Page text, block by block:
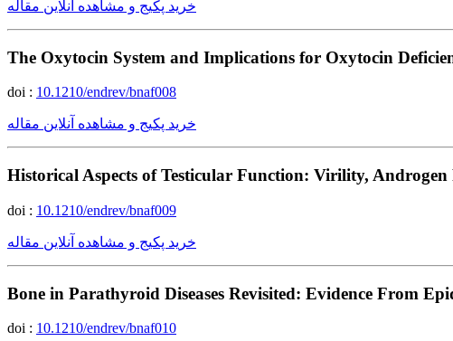
خرید پکیج و مشاهده آنلاین مقاله
The Oxytocin System and Implications for Oxytocin
doi : 10.1210/endrev/bnaf008
خرید پکیج و مشاهده آنلاین مقاله
Historical Aspects of Testicular Function: Virility, Androgen
doi : 10.1210/endrev/bnaf009
خرید پکیج و مشاهده آنلاین مقاله
Bone in Parathyroid Diseases Revisited: Evidence From
doi : 10.1210/endrev/bnaf010